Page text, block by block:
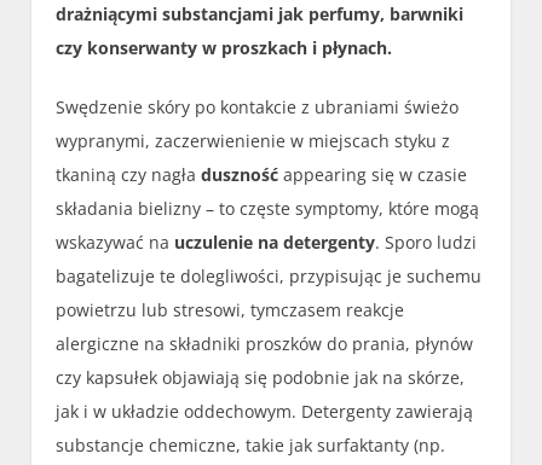
drażniącymi substancjami jak perfumy, barwniki
czy konserwanty w proszkach i płynach.
Swędzenie skóry po kontakcie z ubraniami świeżo
wypranymi, zaczerwienienie w miejscach styku z
tkaniną czy nagładuszność appearing się w czasie
składania bielizny – to częste symptomy, które mogą
wskazywać na uczulenie na detergenty. Sporo ludzi
bagatelizuje te dolegliwości, przypisując je suchemu
powietrzu lub stresowi, tymczasem reakcje
alergiczne na składniki proszków do prania, płynów
czy kapsułek objawiają się podobnie jak na skórze,
jak i w układzie oddechowym. Detergenty zawierają
substancje chemiczne, takie jak surfaktanty (np.